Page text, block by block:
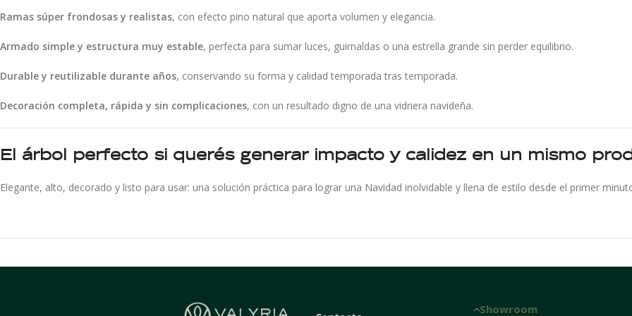
Ramas súper frondosas y realistas, con efecto pino natural que aporta volumen y elegancia.
Armado simple y estructura muy estable, perfecta para sumar luces, guirnaldas o una estrella grande sin perder equilibrio.
Durable y reutilizable durante años, conservando su forma y calidad temporada tras temporada.
Decoración completa, rápida y sin complicaciones, con un resultado digno de una vidriera navideña.
El árbol perfecto si querés generar impacto y calidez en un mismo
Elegante, alto, decorado y listo para usar: una solución práctica para lograr una Navidad inolvidable y llena de estilo desde el primer
Showroom